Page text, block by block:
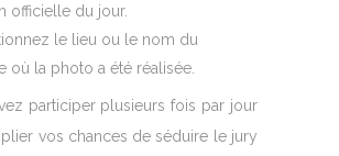
officielle du jour.
le lieu ou le nom du
où la photo a été réalisée.
participer plusieurs fois par jour
vos chances de séduire le jury